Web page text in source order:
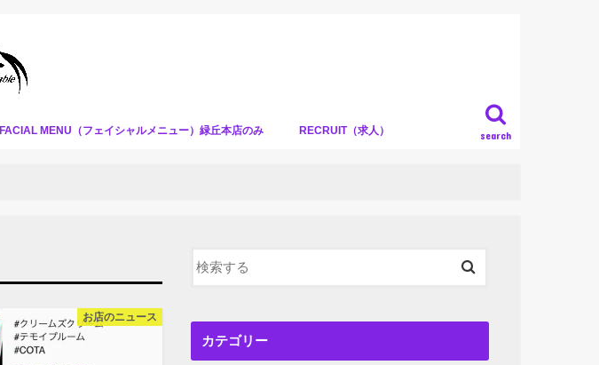
search
FACIAL MENU（フェイシャルメニュー）緑丘本店のみ RECRUIT（求人）
お店のニュース
カテゴリー